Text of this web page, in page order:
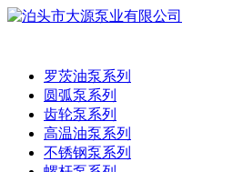
罗茨油泵系列
圆弧泵系列
齿轮泵系列
高温油泵系列
不锈钢泵系列